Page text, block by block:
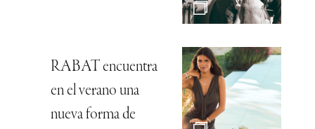
RABAT encuentra
en el verano una
nueva forma de